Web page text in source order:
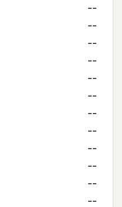
--
--
--
--
--
--
--
--
--
--
--
--